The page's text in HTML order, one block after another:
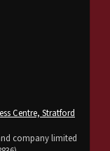
Centre, Stratford
company limited